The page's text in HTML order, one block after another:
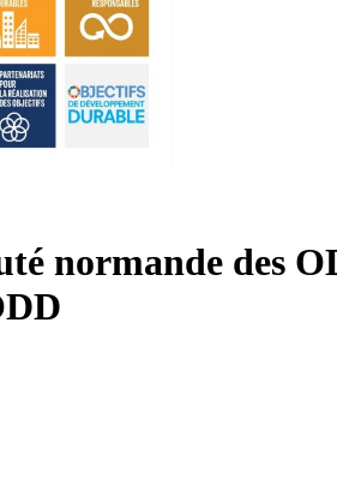
normande des